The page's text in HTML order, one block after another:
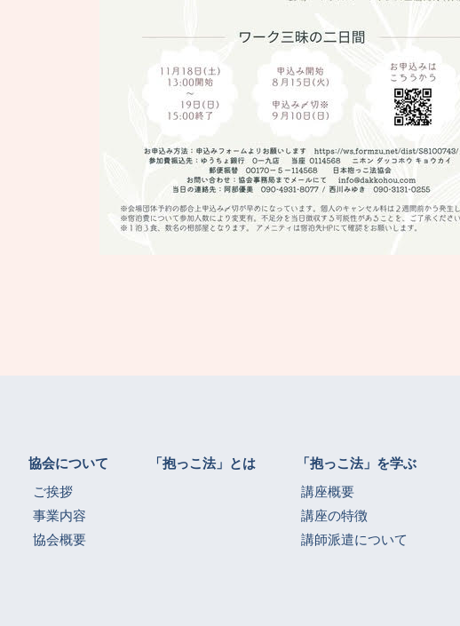
協会について
ご挨拶
事業内容
協会概要
「抱っこ法」とは
「抱っこ法」を学ぶ
講座概要
講座の特徴
講師派遣について